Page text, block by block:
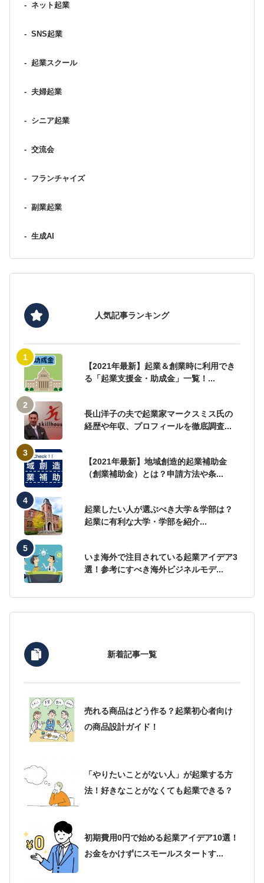
- ネット起業
- SNS起業
- 起業スクール
- 夫婦起業
- シニア起業
- 交流会
- フランチャイズ
- 副業起業
- 生成AI
人気記事ランキング
【2021年最新】起業＆創業時に利用でき
る「起業支援金・助成金」一覧！...
長山洋子の夫で起業家マークスミス氏の
経歴や年収、プロフィールを徹底調査...
【2021年最新】地域創造的起業補助金
（創業補助金）とは？申請方法や条...
起業したい人が選ぶべき大学＆学部は？
起業に有利な大学・学部を紹介...
いま海外で注目されている起業アイデア3
選！参考にすべき海外ビジネルモデ...
新着記事一覧
売れる商品はどう作る？起業初心者向け
の商品設計ガイド！
「やりたいことがない人」が起業する方
法！好きなことがなくても起業できる？
初期費用0円で始める起業アイデア10選！
お金をかけずにスモールスタートす...